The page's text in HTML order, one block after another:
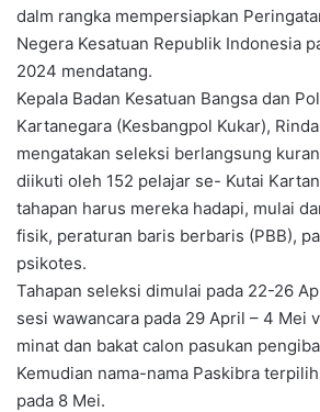
dalm rangka mempersiapkan
Negera Kesatuan Republik Indonesia
2024 mendatang.
Kepala Badan Kesatuan Bangsa dan
Kartanegara (Kesbangpol Kukar),
mengatakan seleksi berlangsung
diikuti oleh 152 pelajar se- Kutai
tahapan harus mereka hadapi, mulai
fisik, peraturan baris berbaris (PBB),
psikotes.
Tahapan seleksi dimulai pada 22-26
sesi wawancara pada 29 April – 4 Mei
minat dan bakat calon pasukan
Kemudian nama-nama Paskibra
pada 8 Mei.